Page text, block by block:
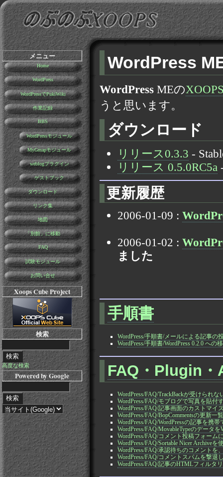
メニュー
Home
WordPress
WordPressでPukiWiki
作業記録
BBS
WordPressモジュール
MyGmapモジュール
weblogプラグイン
ゲストブック
ダウンロード
リンク集
地図
「別館」に移動
FAQ
試験モジュール
お問い合せ
Xoops Cube Project
検索
高度な検索
Powered by Google
WordPress
WordPress MEの
うと思います。
ダウンロード
リリース0.3.3 -
リリース 0.5.0RC5a
更新履歴
2006-01-09 :
2006-01-02 :
ました
手順書
WordPress/手順書/メールによる記事の
WordPress/手順書/WordPress 0.2.0 への
FAQ・Plugin
WordPress/FAQ/TrackBackが受けられな
WordPress/FAQ/モブログで写真を貼付
WordPress/FAQ/記事画面のカストマイ
WordPress/FAQ/BopCommentsの更新一
WordPress/FAQ/WordPressの記事を携
WordPress/FAQ/MovableTypeのデータ
WordPress/FAQ/コメント投稿フォーム
WordPress/FAQ/Sortable Nicer Archiveを
WordPress/FAQ/承認待ちのコメント
WordPress/FAQ/コメントスパムを撃退
WordPress/FAQ/記事のHTMLフィルタ